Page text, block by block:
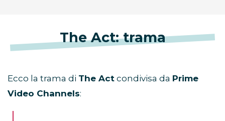
The Act: trama
Ecco la trama di The Act condivisa da Prime
Video Channels: